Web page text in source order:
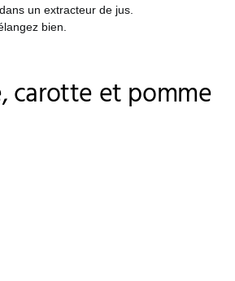
un extracteur de jus.
bien.
carotte et pomme